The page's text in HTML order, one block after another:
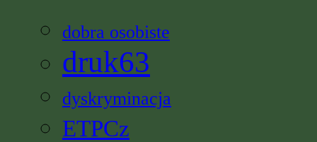
dobra osobiste
druk63
dyskryminacja
ETPCz